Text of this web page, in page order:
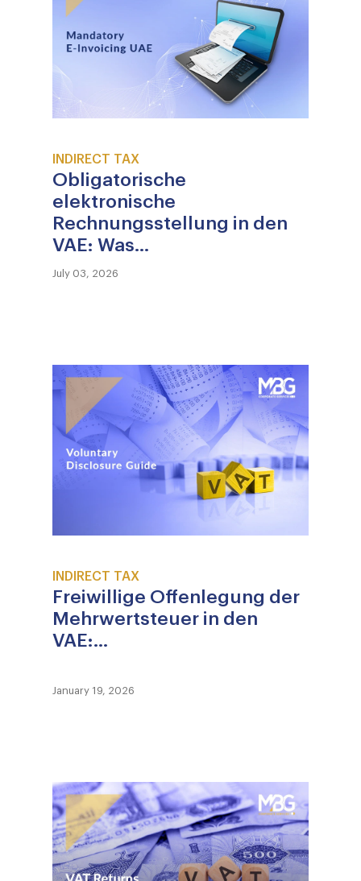
INDIRECT TAX
Obligatorische
elektronische
Rechnungsstellung in den
VAE: Was...
July 03, 2026
INDIRECT TAX
Freiwillige Offenlegung der
Mehrwertsteuer in den
VAE:...
January 19, 2026